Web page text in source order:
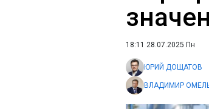
18:11 28.07.2025 Пн
ЮРИЙ ДОЩАТОВ
ВЛАДИМИР